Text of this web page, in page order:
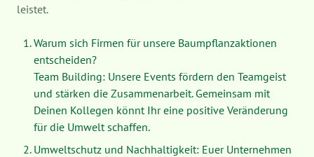
leistet.
Warum sich Firmen für unsere Baumpflanzaktionen
entscheiden?
Team Building: Unsere Events fördern den Teamgeist
und stärken die Zusammenarbeit. Gemeinsam mit
Deinen Kollegen könnt Ihr eine positive Veränderung
für die Umwelt schaffen.
Umweltschutz und Nachhaltigkeit: Euer Unternehmen